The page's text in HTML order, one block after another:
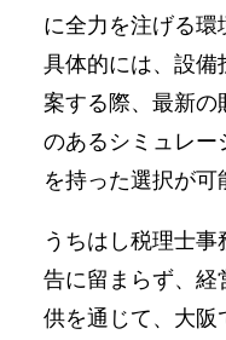
に全力を注げる環
具体的には、設備
案する際、最新の
のあるシミュレー
を持った選択が可
うちはし税理士
告に留まらず、経
供を通じて、大阪